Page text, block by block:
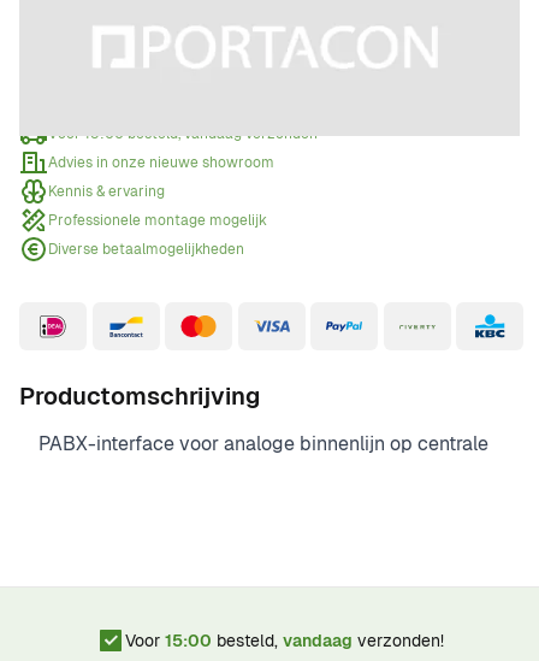
Offerte aanvragen
Wanneer een offerte aanvragen?
Voor 15:00 besteld, vandaag verzonden
Advies in onze nieuwe showroom
Kennis & ervaring
Professionele montage mogelijk
Diverse betaalmogelijkheden
Productomschrijving
PABX-interface voor analoge binnenlijn op centrale
Voor 15:00 besteld, vandaag verzonden!